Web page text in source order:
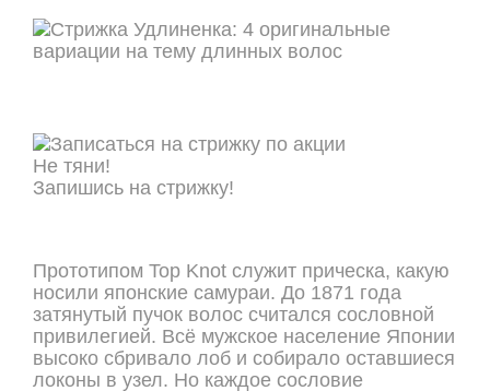
Не тяни!
Запишись на стрижку!
Прототипом Top Knot служит прическа, какую
носили японские самураи. До 1871 года
затянутый пучок волос считался сословной
привилегией. Всё мужское население Японии
высоко сбривало лоб и собирало оставшиеся
локоны в узел. Но каждое сословие